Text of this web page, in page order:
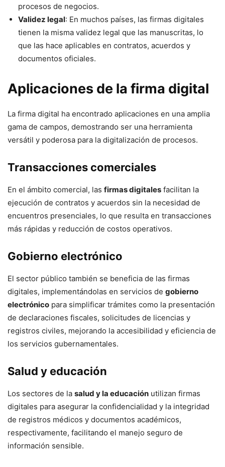
procesos de negocios.
Validez legal: En muchos países, las firmas digitales
tienen la misma validez legal que las manuscritas, lo
que las hace aplicables en contratos, acuerdos y
documentos oficiales.
Aplicaciones de la firma digital
La firma digital ha encontrado aplicaciones en una amplia
gama de campos, demostrando ser una herramienta
versátil y poderosa para la digitalización de procesos.
Transacciones comerciales
En el ámbito comercial, las firmas digitales facilitan la
ejecución de contratos y acuerdos sin la necesidad de
encuentros presenciales, lo que resulta en transacciones
más rápidas y reducción de costos operativos.
Gobierno electrónico
El sector público también se beneficia de las firmas
digitales, implementándolas en servicios de gobierno
electrónico para simplificar trámites como la presentación
de declaraciones fiscales, solicitudes de licencias y
registros civiles, mejorando la accesibilidad y eficiencia de
los servicios gubernamentales.
Salud y educación
Los sectores de la salud y la educación utilizan firmas
digitales para asegurar la confidencialidad y la integridad
de registros médicos y documentos académicos,
respectivamente, facilitando el manejo seguro de
información sensible.